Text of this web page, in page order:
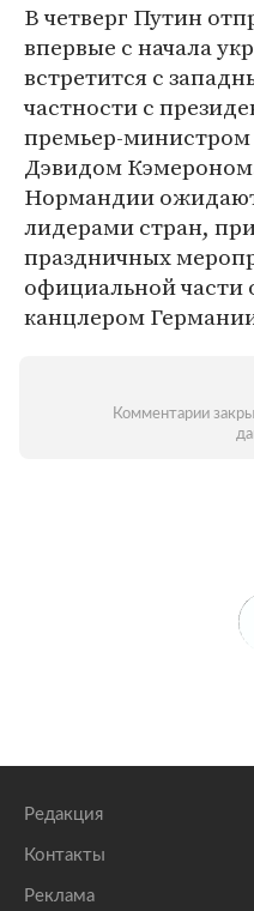
В четверг Путин
впервые с начала
встретится с
частности с
премьер-
Дэвидом
Нормандии
лидерами стран,
праздничных
официальной части
канцлером
Комментарии
Редакция
Контакты
Реклама